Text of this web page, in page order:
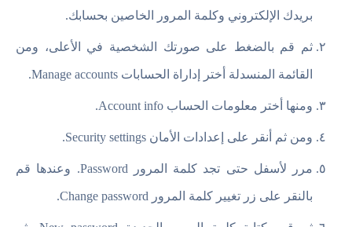
بريدك الإلكتروني وكلمة المرور الخاصين بحسابك.
ثم قم بالضغط على صورتك الشخصية في الأعلى، ومن
القائمة المنسدلة أختر إداراة الحسابات Manage accounts.
ومنها أختر معلومات الحساب Account info.
ومن ثم أنقر على إعدادات الأمان Security settings.
مرر لأسفل حتى تجد كلمة المرور Password. وعندها قم
بالنقر على زر تغيير كلمة المرور Change password.